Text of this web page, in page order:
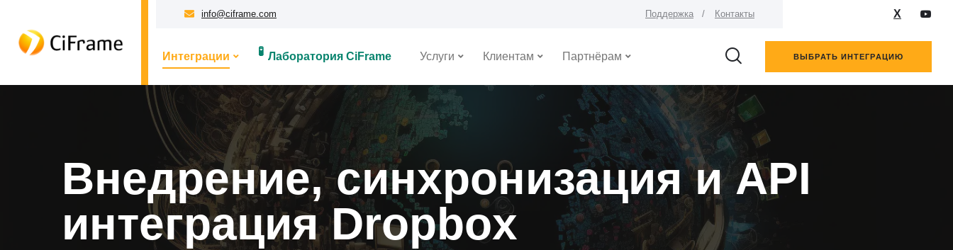
info@ciframe.com Поддержка Контакты X
Интеграции 🧪 Лаборатория CiFrame Услуги Клиентам Партнёрам ВЫБРАТЬ ИНТЕГРАЦИЮ
Внедрение, синхронизация и API
интеграция Dropbox